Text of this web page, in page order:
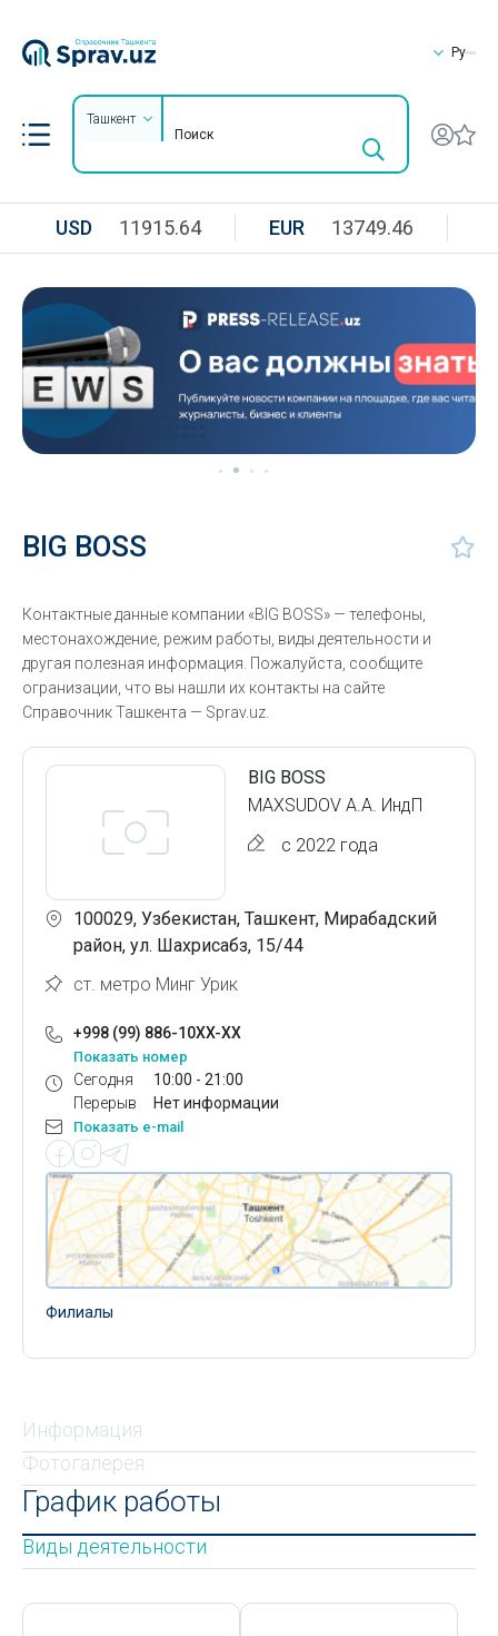
Ру
Ташкент
USD 11915.64 EUR 13749.46
BIG BOSS
Контактные данные компании «BIG BOSS» — телефоны,
местонахождение, режим работы, виды деятельности и
другая полезная информация. Пожалуйста, сообщите
огранизации, что вы нашли их контакты на сайте
Справочник Ташкента — Sprav.uz.
BIG BOSS
MAXSUDOV A.A. ИндП
с 2022 года
100029, Узбекистан, Ташкент, Мирабадский
район, ул. Шахрисабз, 15/44
ст. метро Минг Урик
+998 (99) 886-10XX-XX
Показать номер
Сегодня
Перерыв
10:00 - 21:00
Нет информации
Показать e-mail
Филиалы
Информация
Фотогалерея
График работы
Виды деятельности